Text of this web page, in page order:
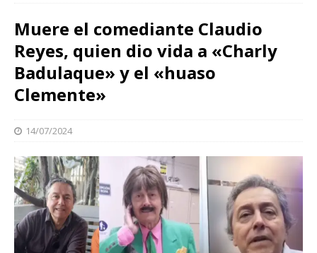
Muere el comediante Claudio
Reyes, quien dio vida a «Charly
Badulaque» y el «huaso
Clemente»
14/07/2024